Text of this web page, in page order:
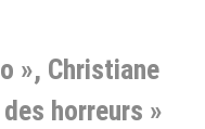
», Christiane
horreurs »